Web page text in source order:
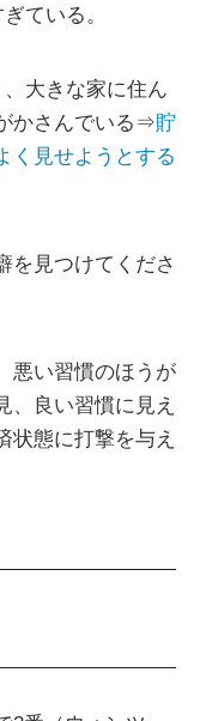
ている。
大きな家に住ん
かさんでいる⇒貯
く見せようとする
を見つけてくださ
悪い習慣のほうが
良い習慣に見え
状態に打撃を与え